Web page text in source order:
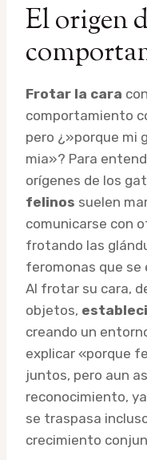
El origen
Frotar la cara
comportamiento
pero ¿»porque mi
mia»? Para
orígenes de los
felinos suelen
comunicarse con
frotando las
feromonas que se
Al frotar su cara,
objetos,
creando un
explicar «porque
juntos, pero aun
reconocimiento,
se traspasa
crecimiento